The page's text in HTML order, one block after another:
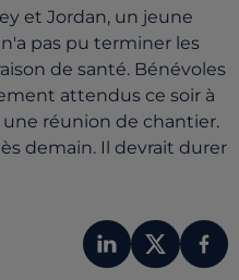
et Jordan, un jeune
pas pu terminer les
de santé. Bénévoles
attendus ce soir à
une réunion de chantier.
demain. Il devrait durer